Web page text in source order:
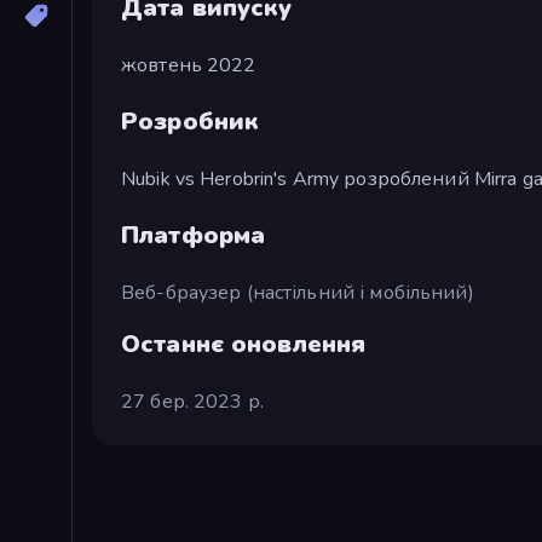
Дата випуску
жовтень 2022
Розробник
Nubik vs Herobrin's Army розроблений Mirra
Платформа
Веб-браузер (настільний і мобільний)
Останнє оновлення
27 бер. 2023 р.